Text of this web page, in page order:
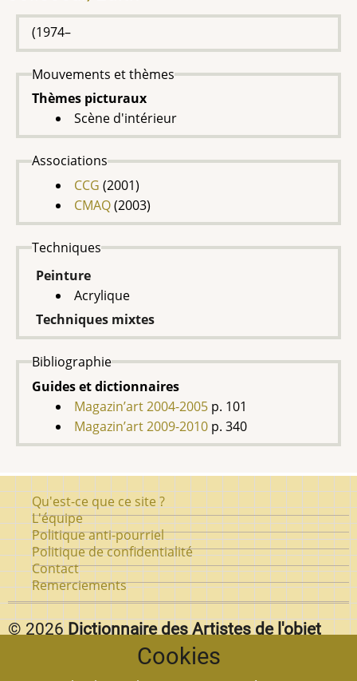
(1974–
Mouvements et thèmes
Thèmes picturaux
Scène d'intérieur
Associations
CCG (2001)
CMAQ(2003)
Techniques
Peinture
Acrylique
Techniques mixtes
Bibliographie
Guides et dictionnaires
Magazin’art 2004-2005 p. 101
Magazin’art 2009-2010 p. 340
Pied
de
page
Qu'est-ce que ce site ?
L'équipe
Politique anti-pourriel
Politique de confidentialité
Contact
Remerciements
© 2026 Dictionnaire des Artistes de l'objet
Cookies